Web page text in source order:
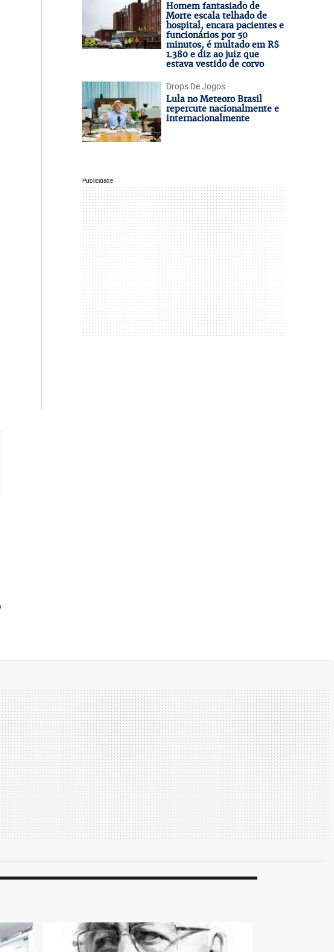
Homem fantasiado de
Morte escala telhado de
hospital, encara pacientes e
funcionários por 50
minutos, é multado em R$
1.380 e diz ao juiz que
estava vestido de corvo
Drops De Jogos
Lula no Meteoro Brasil
repercute nacionalmente e
internacionalmente
Publicidade